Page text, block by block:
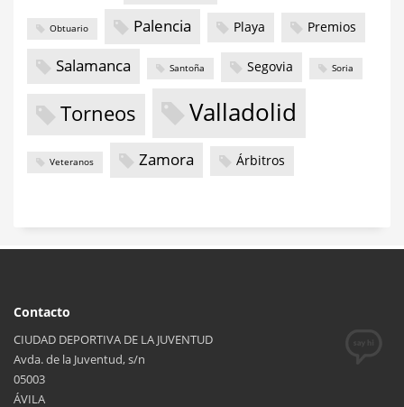
Obtuario Palencia Playa Premios
Salamanca Santoña Segovia Soria
Torneos Valladolid
Veteranos Zamora Árbitros
Contacto
CIUDAD DEPORTIVA DE LA JUVENTUD
Avda. de la Juventud, s/n
05003
ÁVILA